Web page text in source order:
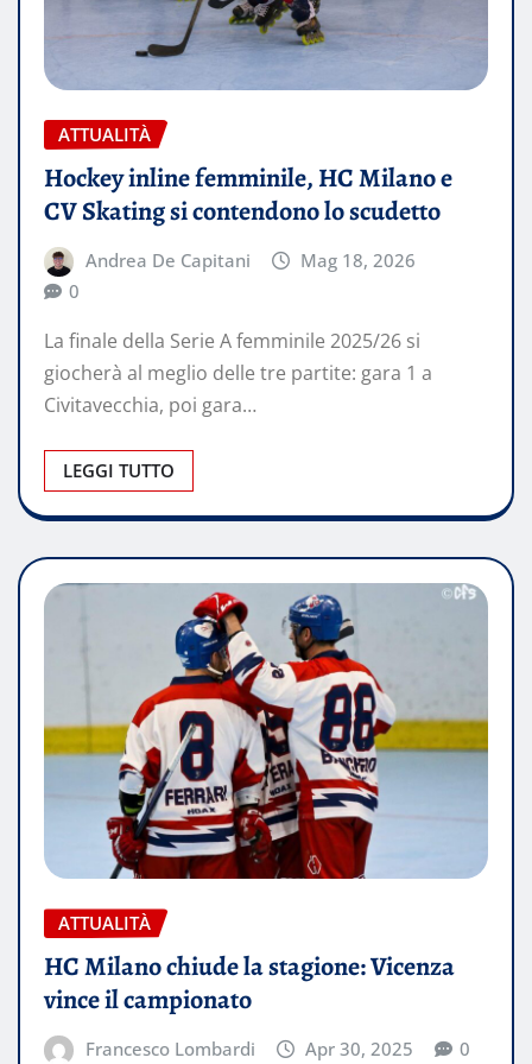
ATTUALITÀ
Hockey inline femminile, HC Milano e
CV Skating si contendono lo scudetto
Andrea De Capitani
Mag 18, 2026
0
La finale della Serie A femminile 2025/26 si
giocherà al meglio delle tre partite: gara 1 a
Civitavecchia, poi gara…
LEGGI TUTTO
ATTUALITÀ
HC Milano chiude la stagione: Vicenza
vince il campionato
Francesco Lombardi Apr 30, 2025 0